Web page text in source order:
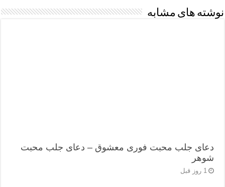
نوشته های مشابه
دعای جلب محبت فوری معشوق – دعای جلب محبت
شوهر
1 روز قبل